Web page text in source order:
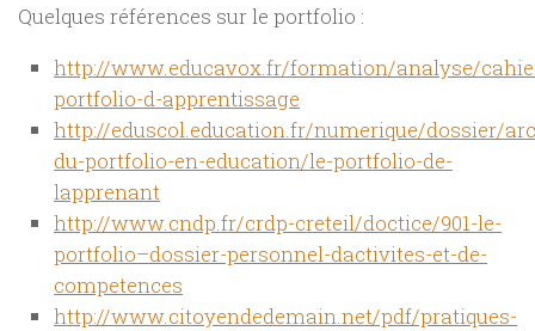
Quelques références sur le portfolio :
http://www.educavox.fr/formation/analyse/
portfolio-d-apprentissage
http://eduscol.education.fr/numerique/dossier/
du-portfolio-en-education/le-portfolio-de-
lapprenant
http://www.cndp.fr/crdp-creteil/doctice/901-le-
portfolio–dossier-personnel-dactivites-et-de-
competences
http://www.citoyendedemain.net/pdf/pratiques-